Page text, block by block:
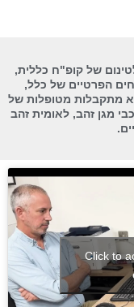
של קופ"ח כללית,
הפרטיים של כלל,
מתקבלות מטופלות של
מגן זהב, לאומית זהב
Click to